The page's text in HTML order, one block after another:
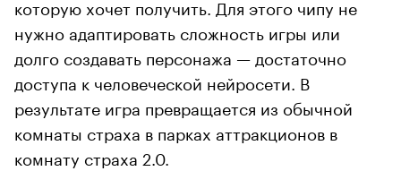
которую хочет получить. Для этого чипу не
нужно адаптировать сложность игры или
долго создавать персонажа — достаточно
доступа к человеческой нейросети. В
результате игра превращается из обычной
комнаты страха в парках аттракционов в
комнату страха 2.0.